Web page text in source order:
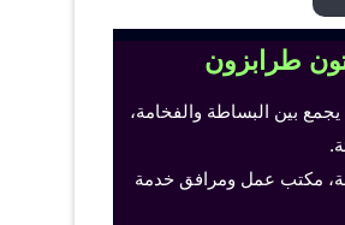
طرابزون
بين البساطة والفخامة،
مكتب عمل ومرافق خدمة